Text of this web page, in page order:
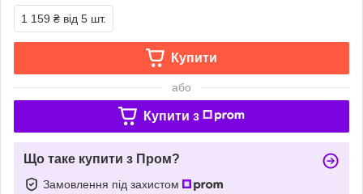
1 159 ₴ від 5 шт.
Купити
або
Купити з
Що таке купити з Пром?
Замовлення під захистом